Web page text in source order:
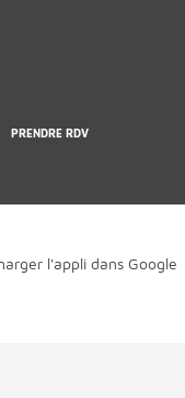
PRENDRE RDV